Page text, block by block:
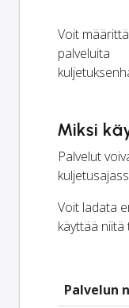
Voit
palveluita
Miksi
Palvelut
Voit ladata
käyttää niitä
Palvelun